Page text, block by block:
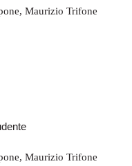
, Maurizio Trifone
libro dello
, Maurizio Trifone